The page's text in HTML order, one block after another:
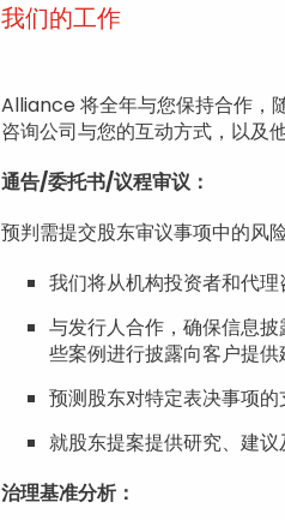
我们的工作
Alliance 将全年与您保持合作，
咨询公司与您的互动方式，以及
通告/委托书/议程审议：
预判需提交股东审议事项中的风
我们将从机构投资者和代
与发行人合作，确保信息
些案例进行披露向客户提供
预测股东对特定表决事项的
就股东提案提供研究、建议
治理基准分析：